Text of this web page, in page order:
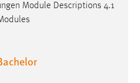
Module Descriptions 4.1